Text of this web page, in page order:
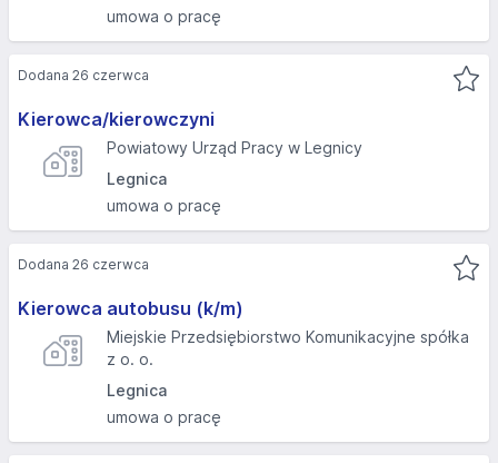
umowa o pracę
Kierowca/kierowczyni
Powiatowy Urząd Pracy w Legnicy
Legnica
umowa o pracę
Dodana 26 czerwca
Kierowca autobusu (k/m)
Miejskie Przedsiębiorstwo Komunikacyjne spółka
z o. o.
Legnica
umowa o pracę
Dodana 26 czerwca